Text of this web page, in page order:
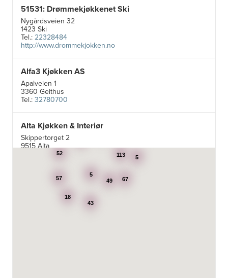
51531: Drømmekjøkkenet Ski
Nygårdsveien 32
1423 Ski
Tel.:22328484
http://www.drommekjokken.no
Alfa3 Kjøkken AS
Apalveien 1
3360 Geithus
Tel.:32780700
Alta Kjøkken & Interiør
Skippertorget 2
9515 Alta
99007242
Aran Scandinavia AS
Stadsing. Dahls gt. 31A
7043 Trondheim
49
113
52
57 67
43
5
5
18